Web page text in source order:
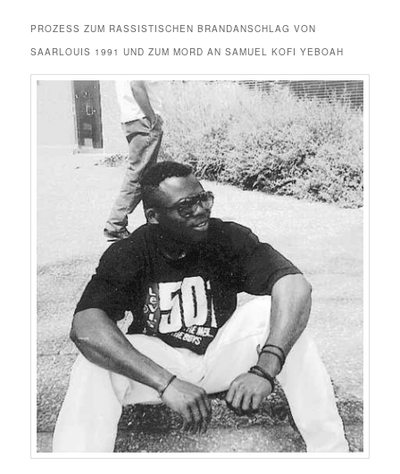
PROZESS ZUM RASSISTISCHEN BRANDANSCHLAG VON
SAARLOUIS 1991 UND ZUM MORD AN SAMUEL KOFI YEBOAH